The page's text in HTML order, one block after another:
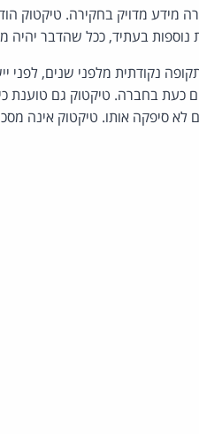
נקודתית מלפני שנים, לפני
כעת בחברה. טיקטוק גם
לא סיפקה אותו. טיקטוק אינה